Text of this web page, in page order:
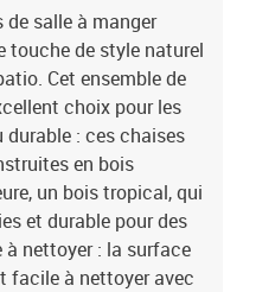
de salle à manger
touche de style naturel
Cet ensemble de
choix pour les
durable : ces chaises
en bois
un bois tropical, qui
et durable pour des
nettoyer : la surface
facile à nettoyer avec